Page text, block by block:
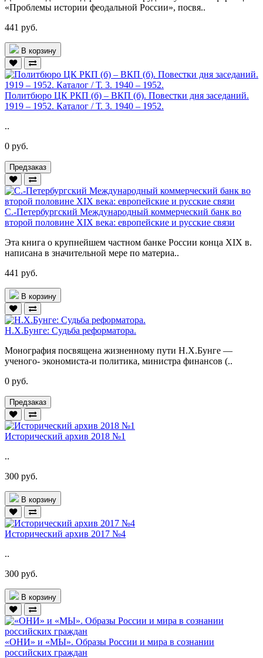
«Проблемы истории феодальной России», посвя..
441 руб.
В корзину
Политбюро ЦК РКП (б) – ВКП (б). Повестки дня заседаний.
1919 – 1952. Каталог / Т. 3. 1940 – 1952.
..
0 руб.
Предзаказ
С.-Петербургский Международный коммерческий банк во
второй половине XIX века: европейские и русские связи
Эта книга о крупнейшем частном банке России конца XIX в.
написана в значительной мере по материа..
441 руб.
В корзину
Н.Х.Бунге: Судьба реформатора.
Монография посвящена жизненному пути Н.Х.Бунге —
ученого- экономиста-и политика, министра финансов (..
0 руб.
Предзаказ
Исторический архив 2018 №1
..
300 руб.
В корзину
Исторический архив 2017 №4
..
300 руб.
В корзину
«ОНИ» и «МЫ». Образы России и мира в сознании
российских граждан